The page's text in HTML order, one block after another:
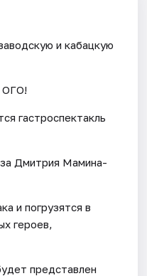
и кабацкую
ОГО!
гастроспектакль
Дмитрия Мамина-
и погрузятся в
героев,
представлен